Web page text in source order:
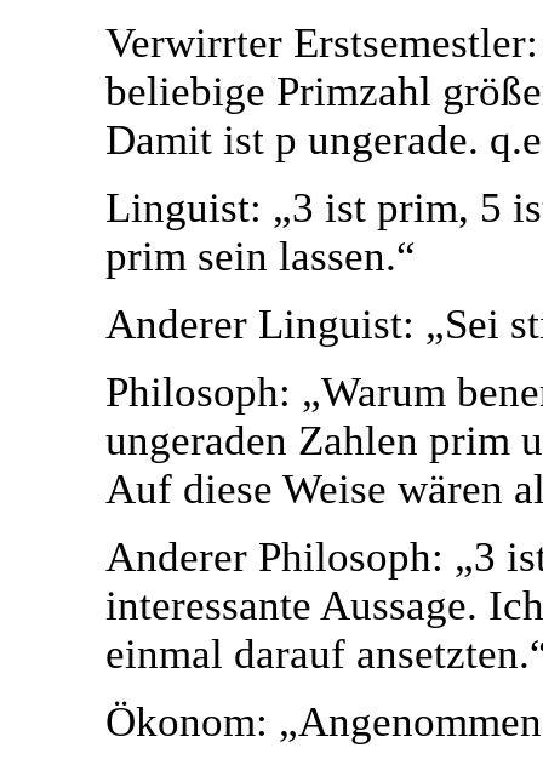
Verwirrter
beliebige Primzahl
Damit ist p ungerade.
Linguist: „3 ist prim, 5
prim sein lassen.“
Anderer Linguist: „Sei
Philosoph: „Warum
ungeraden Zahlen prim
Auf diese Weise wären
Anderer Philosoph: „3
interessante Aussage.
einmal darauf
Ökonom: